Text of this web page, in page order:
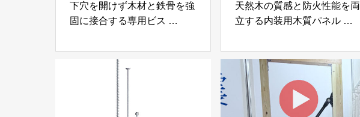
下穴を開けず木材と鉄骨を強
固に接合する専用ビス
株式会社
天然木の質感と防火性能を両
立する内装用木質パネル
モクパネル）」 合同会社サ
ンパテック